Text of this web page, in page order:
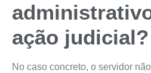
ação judicial?
No caso concreto, o servidor